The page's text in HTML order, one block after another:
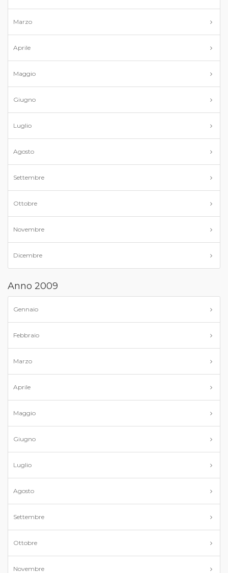
Marzo
Aprile
Maggio
Giugno
Luglio
Agosto
Settembre
Ottobre
Novembre
Dicembre
Anno 2009
Gennaio
Febbraio
Marzo
Aprile
Maggio
Giugno
Luglio
Agosto
Settembre
Ottobre
Novembre